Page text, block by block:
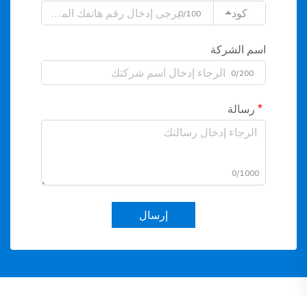
كود
0/100
اسم الشركة
0/200
رسالة
0/1000
إرسال